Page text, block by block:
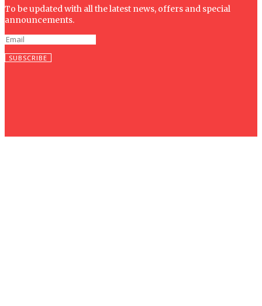
To be updated with all the latest news, offers and special
announcements.
SUBSCRIBE